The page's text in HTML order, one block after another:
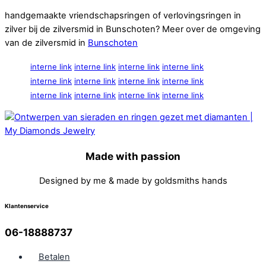
handgemaakte vriendschapsringen of verlovingsringen in
zilver bij de zilversmid in Bunschoten? Meer over de omgeving
van de zilversmid in Bunschoten
interne link interne link interne link interne link
interne link interne link interne link interne link
interne link interne link interne link interne link
Made with passion
Designed by me & made by goldsmiths hands
Klantenservice
06-18888737
Betalen